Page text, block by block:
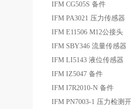
IFM CG505S 备件
IFM PA3021 压力传感器
IFM E11506 M12公接头
IFM SBY346 流量传感器
IFM LI5143 液位传感器
IFM IZ5047 备件
IFM I7R2010-N 备件
IFM PN7003-1 压力检测